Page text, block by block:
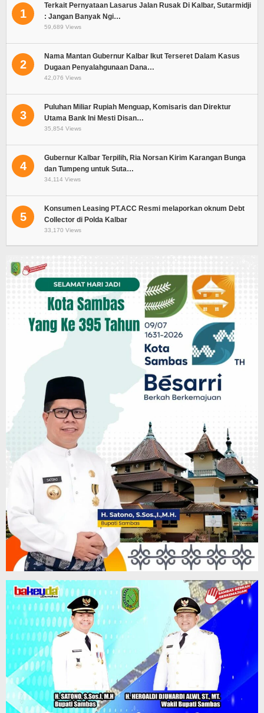
1
Terkait Pernyataan Lasarus Jalan Rusak Di Kalbar, Sutarmidji
: Jangan Banyak Ngi…
59,689 Views
2
Nama Mantan Gubernur Kalbar Ikut Terseret Dalam Kasus
Dugaan Penyalahgunaan Dana…
42,076 Views
3
Puluhan Miliar Rupiah Menguap, Komisaris dan Direktur
Utama Bank Ini Mesti Disan…
35,854 Views
4
Gubernur Kalbar Terpilih, Ria Norsan Kirim Karangan Bunga
dan Tumpeng untuk Suta…
34,114 Views
5
Konsumen Leasing PT.ACC Resmi melaporkan oknum Debt
Collector di Polda Kalbar
33,170 Views